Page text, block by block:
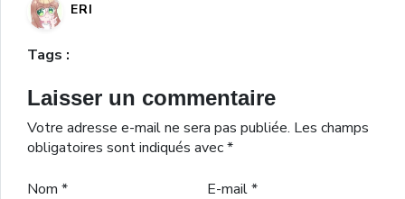
ERI
Tags :
Laisser un commentaire
Votre adresse e-mail ne sera pas publiée. Les champs
obligatoires sont indiqués avec*
Nom * E-mail*